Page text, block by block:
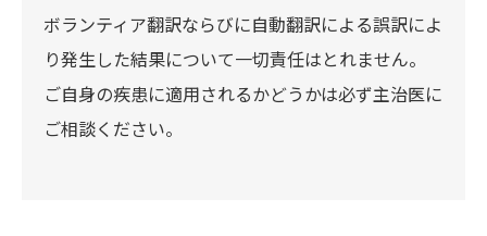
ボランティア翻訳ならびに自動翻訳による誤訳によ
り発生した結果について一切責任はとれません。
ご自身の疾患に適用されるかどうかは必ず主治医に
ご相談ください。